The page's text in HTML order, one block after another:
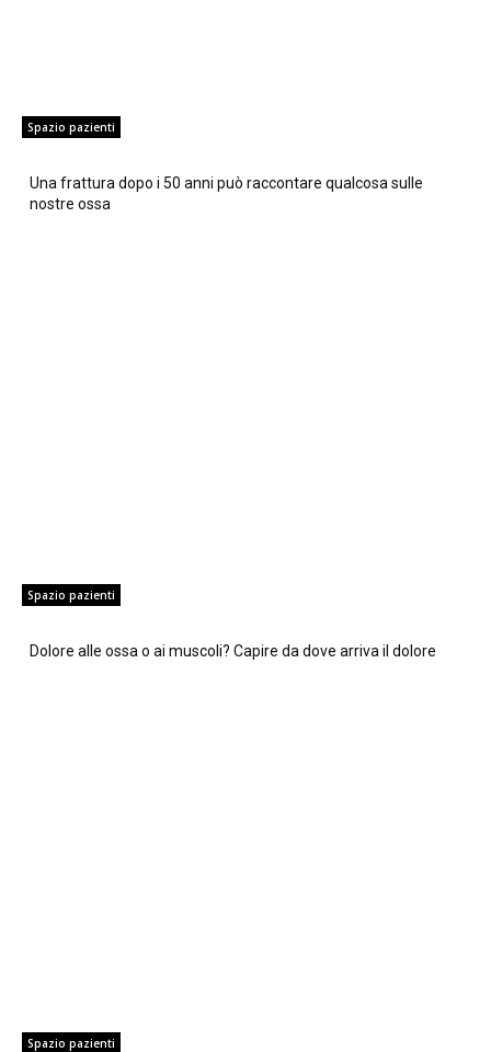
Spazio pazienti
Una frattura dopo i 50 anni può raccontare qualcosa sulle
nostre ossa
Spazio pazienti
Dolore alle ossa o ai muscoli? Capire da dove arriva il dolore
Spazio pazienti